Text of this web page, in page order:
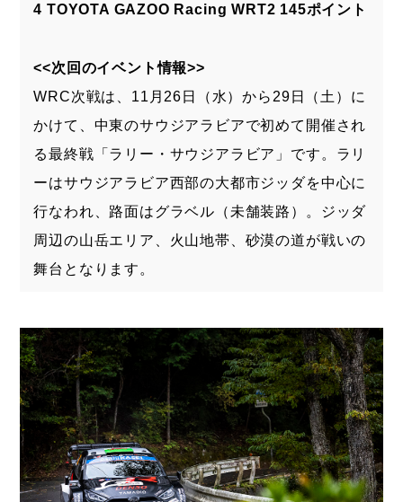
4 TOYOTA GAZOO Racing WRT2 145ポイント
<<次回のイベント情報>>
WRC次戦は、11月26日（水）から29日（土）に
かけて、中東のサウジアラビアで初めて開催され
る最終戦「ラリー・サウジアラビア」です。ラリ
ーはサウジアラビア西部の大都市ジッダを中心に
行なわれ、路面はグラベル（未舗装路）。ジッダ
周辺の山岳エリア、火山地帯、砂漠の道が戦いの
舞台となります。